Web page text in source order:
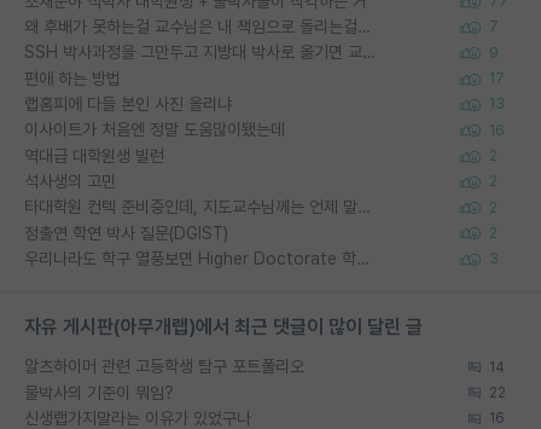
왜 후배가 못하는걸 교수님은 내 책임으로 돌리는걸까요? 7
SSH 박사과정을 그만두고 지방대 박사로 옮기면 교수의 꿈은 끝일까요? 9
편애 하는 방법 17
랩홈피에 다들 본인 사진 올리냐 13
이사이트가 처음엔 정말 도움많이됐는데 16
역대급 대학원생 빌런 2
석사생의 고민 2
타대학원 컨텍 준비중인데, 지도교수님께는 언제 말씀드려야 할까요? 2
정출연 학연 박사 질문(DGIST) 2
우리나라도 학구 열풍보면 Higher Doctorate 학위가 필요하다고 봅니다. 3
자유 게시판(아무개랩)에서 최근 댓글이 많이 달린 글
알츠하이머 관련 고등학생 탐구 포트폴리오 14
물박사의 기준이 뭐임? 22
신생랩가지말라는 이유가 있었구나 16